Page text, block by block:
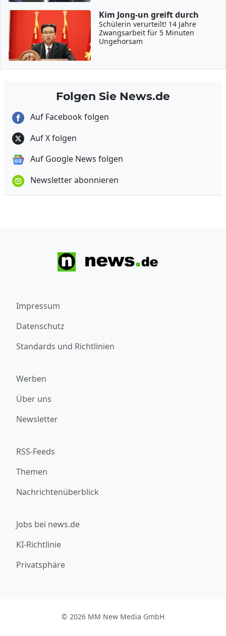
Kim Jong-un greift durch
Schülerin verurteilt! 14 Jahre
Zwangsarbeit für 5 Minuten
Ungehorsam
Folgen Sie News.de
Auf Facebook folgen
Auf X folgen
Auf Google News folgen
Newsletter abonnieren
Impressum
Datenschutz
Standards und Richtlinien
Werben
Über uns
Newsletter
RSS-Feeds
Themen
Nachrichtenüberblick
Jobs bei news.de
KI-Richtlinie
Privatsphäre
© 2026 MM New Media GmbH